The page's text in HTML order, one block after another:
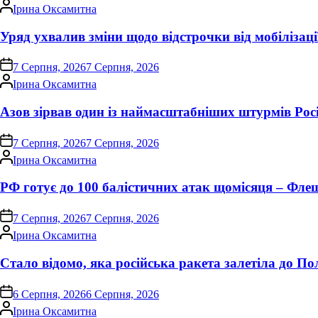
Опубліковано
Ірина Оксамитна
Уряд ухвалив зміни щодо відстрочки від
on 7 Серпня, 20267 Серпня, 2026
Опубліковано
Ірина Оксамитна
Азов зірвав один із наймасштабніших штурмів
on 7 Серпня, 20267 Серпня, 2026
Опубліковано
Ірина Оксамитна
РФ готує до 100 балістичних атак щомісяця –
on 7 Серпня, 20267 Серпня, 2026
Опубліковано
Ірина Оксамитна
Стало відомо, яка російська ракета залетіла до
on6 Серпня, 20266 Серпня, 2026
Опубліковано
Ірина Оксамитна